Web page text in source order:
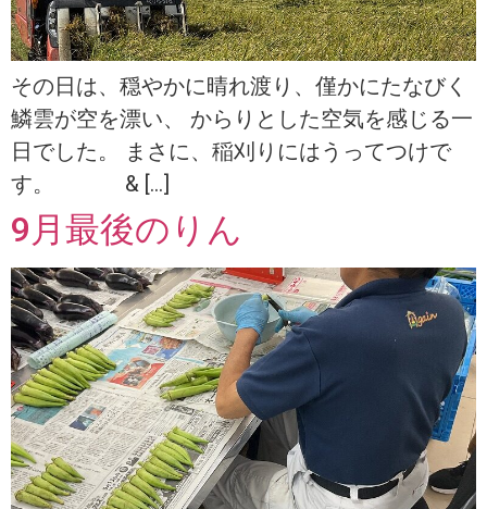
その日は、穏やかに晴れ渡り、僅かにたなびく
鱗雲が空を漂い、 からりとした空気を感じる一
日でした。 まさに、稲刈りにはうってつけで
す。 & […]
9月最後のりん